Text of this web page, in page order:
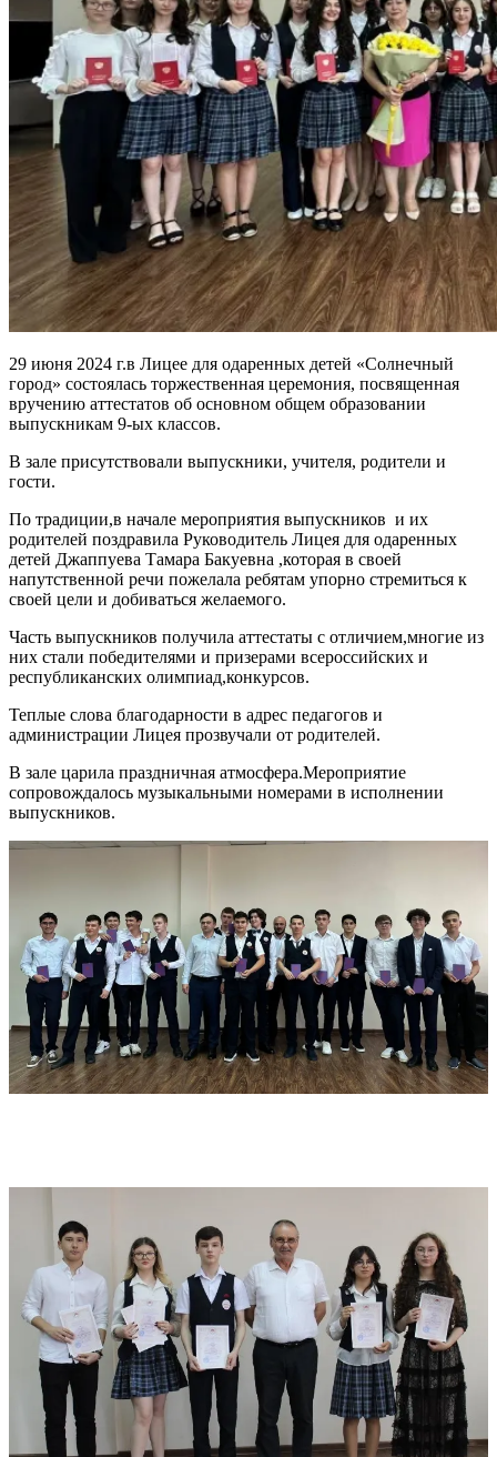
29 июня 2024 г.в Лицее для одаренных детей «Солнечный
город» состоялась торжественная церемония, посвященная
вручению аттестатов об основном общем образовании
выпускникам 9-ых классов.
В зале присутствовали выпускники, учителя, родители и
гости.
По традиции,в начале мероприятия выпускников и их
родителей поздравила Руководитель Лицея для одаренных
детей Джаппуева Тамара Бакуевна ,которая в своей
напутственной речи пожелала ребятам упорно стремиться к
своей цели и добиваться желаемого.
Часть выпускников получила аттестаты с отличием,многие из
них стали победителями и призерами всероссийских и
республиканских олимпиад,конкурсов.
Теплые слова благодарности в адрес педагогов и
администрации Лицея прозвучали от родителей.
В зале царила праздничная атмосфера.Мероприятие
сопровождалось музыкальными номерами в исполнении
выпускников.